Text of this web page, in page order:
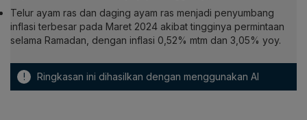
Telur ayam ras dan daging ayam ras menjadi penyumbang
inflasi terbesar pada Maret 2024 akibat tingginya permintaan
selama Ramadan, dengan inflasi 0,52% mtm dan 3,05% yoy.
! Ringkasan ini dihasilkan dengan menggunakan AI